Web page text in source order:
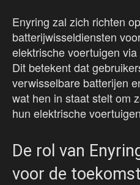
Enyring zal zich richten
batterijwisseldiensten
elektrische voertuigen
Dit betekent dat
verwisselbare batterijen
wat hen in staat stelt om
hun elektrische
De rol van
voor de toekomst